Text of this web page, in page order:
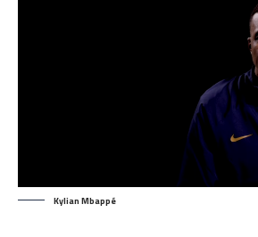
Kylian Mbappé